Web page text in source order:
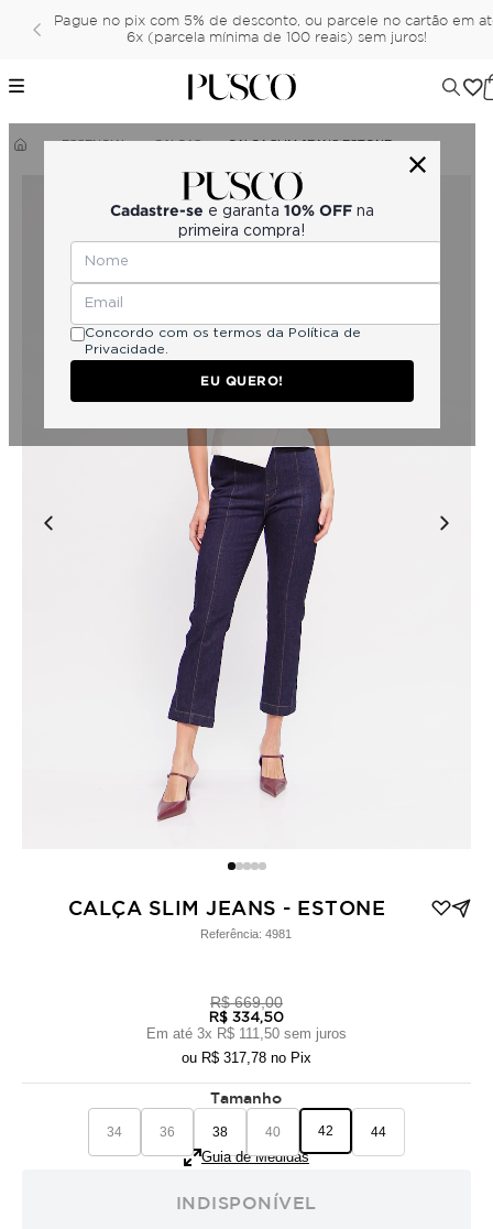
Pague no pix com 5% de desconto, ou parcele no cartão em
6x (parcela mínima de 100 reais) sem juros!
Cadastre-se e garanta 10% OFF na
primeira compra!
Concordo com os termos da Política de
Privacidade.
EU QUERO!
ESSENCIAL CALÇAS CALÇA SLIM JEANS ESTONE
CALÇA SLIM JEANS - ESTONE
Referência:4981
R$ 669,00
R$ 334,50
Em até 3x R$ 111,50 sem juros
ou R$ 317,78 no Pix
Tamanho
34 36 38 40 42 44
Guia de Medidas
INDISPONÍVEL